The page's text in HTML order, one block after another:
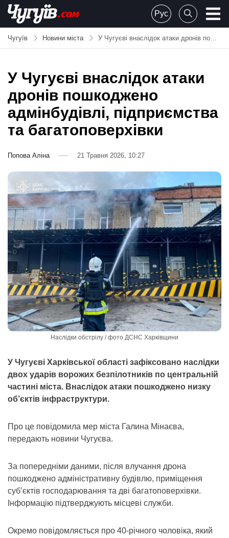
Skip
content
Chuguiv
Рус
Чугуїв Новини міста У Чугуєві внаслідок атаки дронів пошкоджено адмінбудівлі, підприємства та багатоповерхівки
У Чугуєві внаслідок атаки
дронів пошкоджено
адмінбудівлі, підприємства
та багатоповерхівки
Попова Аліна 21 Травня 2026, 10:27
Наслідки обстрілу / фото ДСНС Харківщини
У Чугуєві Харківської області зафіксовано наслідки
двох ударів ворожих безпілотників по центральній
частині міста. Внаслідок атаки пошкоджено низку
об’єктів інфраструктури.
Про це повідомила мер міста Галина Мінаєва,
передають новини Чугуєва.
За попередніми даними, після влучання дрона
пошкоджено адміністративну будівлю, приміщення
суб’єктів господарювання та дві багатоповерхівки.
Інформацію підтверджують місцеві служби.
Окремо повідомляється про 40-річного чоловіка, який